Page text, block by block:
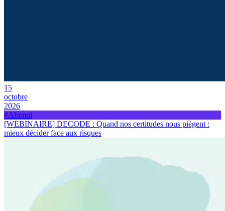
15
octobre
2026
#Alumni
[WEBINAIRE] DECODE : Quand nos certitudes nous piègent :
mieux décider face aux risques